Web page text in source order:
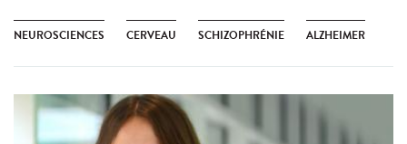
NEUROSCIENCES CERVEAU SCHIZOPHRÉNIE ALZHEIMER